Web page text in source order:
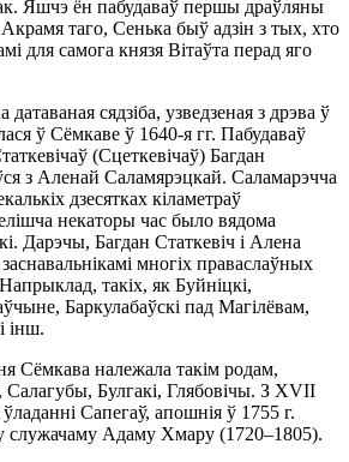
Яшчэ ён пабудаваў першы драўляны
таго, Сенька быў адзін з тых, хто
для самога князя Вітаўта перад яго
сядзіба, узведзеная з дрэва ў
ў Сёмкаве ў 1640-я гг. Пабудаваў
(Сцеткевічаў) Багдан
з Аленай Саламярэцкай. Саламарэчча
дзесятках кіламетраў
некаторы час было вядома
Дарэчы, Багдан Статкевіч і Алена
многіх праваслаўных
такіх, як Буйніцкі,
Баркулабаўскі пад Магілёвам,
інш.
Сёмкава належала такім родам,
Салагубы, Булгакі, Глябовічы. З XVII
ўладанні Сапегаў, апошнія ў 1755 г.
служачаму Адаму Хмару (1720–1805).